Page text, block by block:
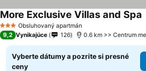
3 Počet hviezdičiek
Obsluhovaný apartmán
More Exclusive Villas and Spa
9,2 Vynikajúce 126 0.6 km >> Centrum
Vyberte dátumy a pozrite si presné
ceny